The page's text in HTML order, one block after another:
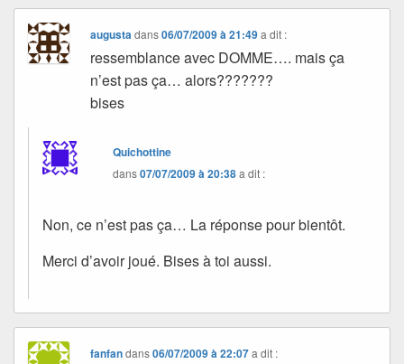
augusta dans06/07/2009 à 21:49 a dit :
ressemblance avec DOMME…. mais ça
n’est pas ça… alors???????
bises
Quichottine
dans07/07/2009 à 20:38a dit :
Non, ce n’est pas ça… La réponse pour bientôt.
Merci d’avoir joué. Bises à toi aussi.
fanfandans06/07/2009 à 22:07 a dit :